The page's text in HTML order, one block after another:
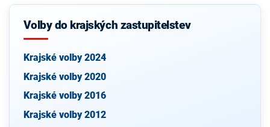
Volby do krajských zastupitelstev
Krajské volby 2024
Krajské volby 2020
Krajské volby 2016
Krajské volby 2012